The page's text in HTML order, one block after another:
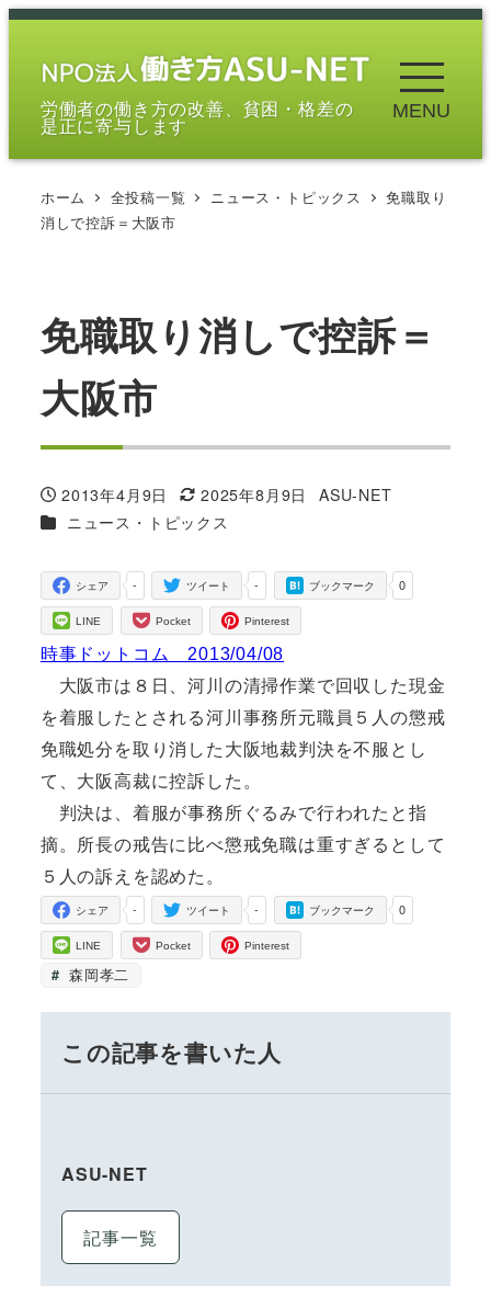
メ
労働者の働き方の改善、貧困・格差の
是正に寄与します
MENU
ホーム 全投稿一覧 ニュース・トピックス
免職取り
消しで控訴＝大阪市
免職取り消しで控訴＝
大阪市
投稿日
2013年4月9日
更新日
2025年8月9日
著
ASU-NET
カテゴリー
ニュース・トピックス
-
シェア -
ツイート 0
ブックマーク
LINE Pocket Pinterest
時事ドットコム 2013/04/08
大阪市は８日、河川の清掃作業で回収した現金
を着服したとされる河川事務所元職員５人の懲戒
免職処分を取り消した大阪地裁判決を不服とし
て、大阪高裁に控訴した。
判決は、着服が事務所ぐるみで行われたと指
摘。所長の戒告に比べ懲戒免職は重すぎるとして
５人の訴えを認めた。
-
シェア -
ツイート 0
ブックマーク
LINE Pocket Pinterest
森岡孝二
この記事を書いた人
ASU-NET
記事一覧